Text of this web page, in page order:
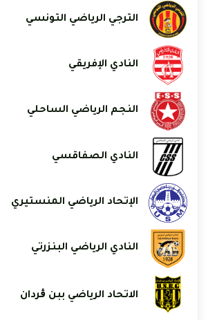
الترجي الرياضي التونسي
النادي الإفريقي
النجم الرياضي الساحلي
النادي الصفاقسي
الإتحاد الرياضي المنستيري
النادي الرياضي البنزرتي
الاتحاد الرياضي ببن ڨردان